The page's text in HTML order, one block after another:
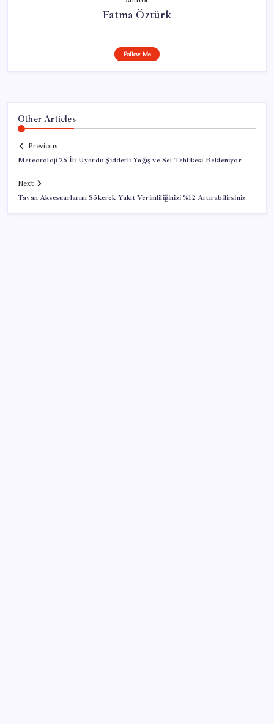
Fatma Öztürk
Follow Me
Other Articles
Previous
Meteoroloji 25 İli Uyardı: Şiddetli Yağış ve Sel Tehlikesi Bekleniyor
Next
Tavan Aksesuarlarını Sökerek Yakıt Verimliliğinizi %12 Artırabilirsiniz